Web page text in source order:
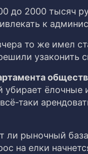
до 2000
к
то же имел
узаконить
таки
рыночный
на елки